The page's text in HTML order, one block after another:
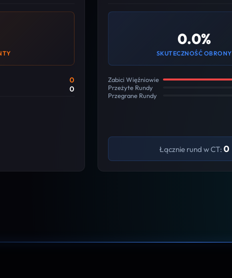
0
0
0.0%
SKUTECZNOŚĆ OBRONY
Zabici Więźniowie
Przeżyte Rundy
Przegrane Rundy
Łącznie rund w CT: 0